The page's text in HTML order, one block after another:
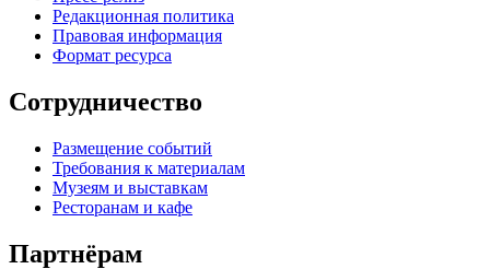
Редакционная политика
Правовая информация
Формат ресурса
Сотрудничество
Размещение событий
Требования к материалам
Музеям и выставкам
Ресторанам и кафе
Партнёрам